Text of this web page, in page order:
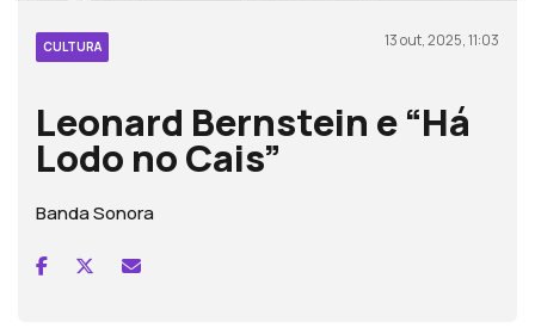
CULTURA 13 out, 2025, 11:03
Leonard Bernstein e “Há
Lodo no Cais”
Banda Sonora